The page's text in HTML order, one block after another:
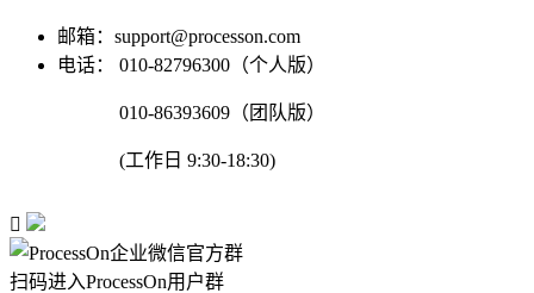
邮箱：support@processon.com
电话：
010-82796300（个人版）
010-86393609（团队版）
(工作日 9:30-18:30)

扫码进入ProcessOn用户群